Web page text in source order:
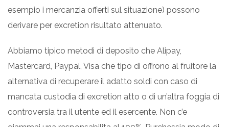
esempio i mercanzia offerti sul situazione) possono
derivare per excretion risultato attenuato.
Abbiamo tipico metodi di deposito che Alipay,
Mastercard, Paypal, Visa che tipo di offrono al fruitore la
alternativa di recuperare il adatto soldi con caso di
mancata custodia di excretion atto o di un’altra foggia di
controversia tra il utente ed il esercente. Non c’e